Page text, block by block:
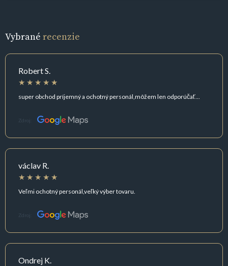
Vybrané recenzie
Robert S.
super obchod príjemný a ochotný personál,môžem len odporúčať...
Zdroj:
václav R.
Veľmi ochotný personál,veľký výber tovaru.
Zdroj:
Ondrej K.